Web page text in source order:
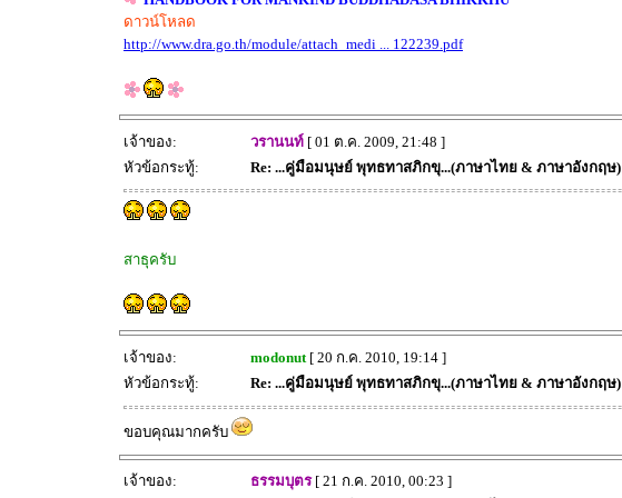
ดาวน์โหลด
http://www.dra.go.th/module/attach_medi ... 122239.pdf
เจ้าของ: วรานนท์ [ 01 ต.ค. 2009, 21:48 ]
หัวข้อกระทู้:
Re: ...คู่มือมนุษย์ พุทธทาสภิกขุ...(ภาษาไทย & ภาษาอังกฤษ)
สาธุครับ
เจ้าของ: modonut [ 20 ก.ค. 2010, 19:14 ]
หัวข้อกระทู้:
Re: ...คู่มือมนุษย์ พุทธทาสภิกขุ...(ภาษาไทย & ภาษาอังกฤษ)
ขอบคุณมากครับ
เจ้าของ: ธรรมบุตร[ 21 ก.ค. 2010, 00:23 ]